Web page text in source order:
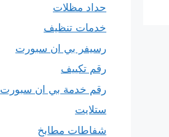
حداد مظلات
خدمات تنظيف
رسيفر بي ان سبورت
رقم تكييف
رقم خدمة بي ان سبورت
ستلايت
شفاطات مطابخ